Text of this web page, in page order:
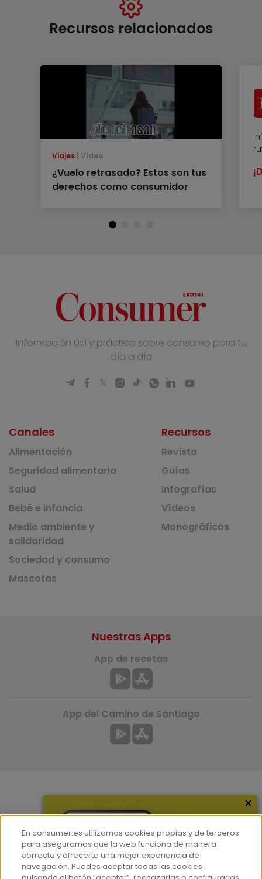
Recursos relacionados
Viajes Vídeo
¿Vuelo retrasado? Estos son tus
derechos como consumidor
Información útil y práctica sobre consumo para tu
día a día
Canales
Alimentación
Seguridad alimentaria
Salud
Bebé e infancia
Medio ambiente y
solidaridad
Sociedad y consumo
Mascotas
Recursos
Revista
Guías
Infografías
Vídeos
Monográficos
Hemeroteca
Contacto
Nuestras Apps
App de recetas
App del Camino de Santiago
×
En consumer.es utilizamos cookies propias y de terceros
para asegurarnos que la web funciona de manera
correcta y ofrecerte una mejor experiencia de
navegación. Puedes aceptar todas las cookies